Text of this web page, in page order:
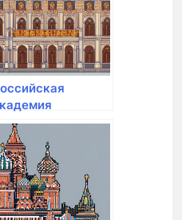
хозяйства и
при
РФ